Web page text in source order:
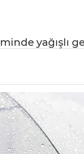
yağışlı